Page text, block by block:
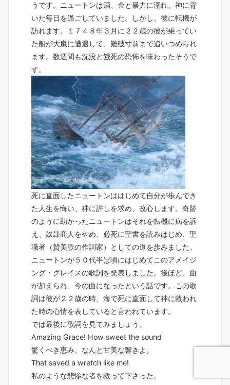
うです。ニュートンは酒、金と暴力に溺れ、神に背
いた毎日を過ごしていました。
しかし、彼に転機が
訪れます。
１７４８年３月に２２歳の彼が乗ってい
た船が大嵐に遭遇して、難破寸前まで追いつめられ
ます。数週間も沈没と餓死の恐怖を味わったそうで
す。
死に直面したニュートンははじめて自分が歩んでき
た人生を悔い、神に許しを求め、改心します。奇跡
のように助かったニュートンはそれを転機に病を訴
え、奴隷商人をやめ、必死に聖書を読みはじめ、聖
職者（賛美歌の作詞家）としての道を歩みました。
ニュートンが５０代半ば頃にはじめてこのアメイジ
ング・グレイスの歌詞を発表しました。後ほど、曲
が加えられ、今の曲になったという話です。
この歌
詞は彼が２２歳の時、海で死に直面して神に救われ
た時の心情を表していると言われています。
では最後に歌詞を見てみましょう。
Amazing Grace! How sweet the sound
驚くべき恵み。なんと甘美な響きよ。
That saved a wretch like me!
私のような悲惨な者を救って下さった。